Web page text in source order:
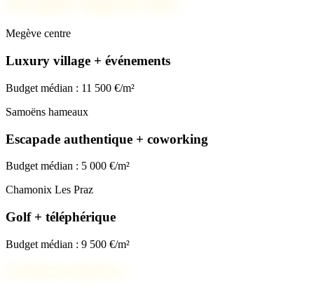
Megève centre
Luxury village + événements
Budget médian : 11 500 €/m²
Samoëns hameaux
Escapade authentique + coworking
Budget médian : 5 000 €/m²
Chamonix Les Praz
Golf + téléphérique
Budget médian : 9 500 €/m²